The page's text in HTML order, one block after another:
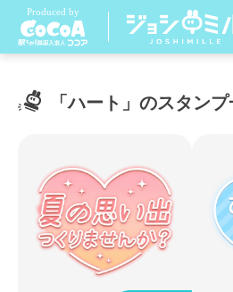
「ハート」のスタン